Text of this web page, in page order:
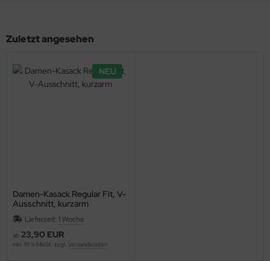
Zuletzt angesehen
NEU
Damen-Kasack Regular Fit, V-
Ausschnitt, kurzarm
Lieferzeit: 1 Woche
ab 23,90 EUR
inkl. 19 % MwSt. zzgl. Versandkosten